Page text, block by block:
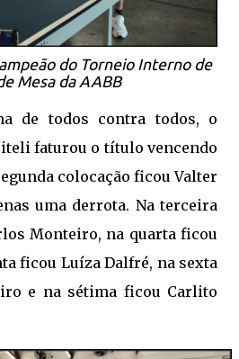
do Torneio Interno de
Mesa da AABB
de todos contra todos, o
faturou o título vencendo
colocação ficou Valter
uma derrota. Na terceira
Monteiro, na quarta ficou
ficou Luíza Dalfré, na sexta
e na sétima ficou Carlito